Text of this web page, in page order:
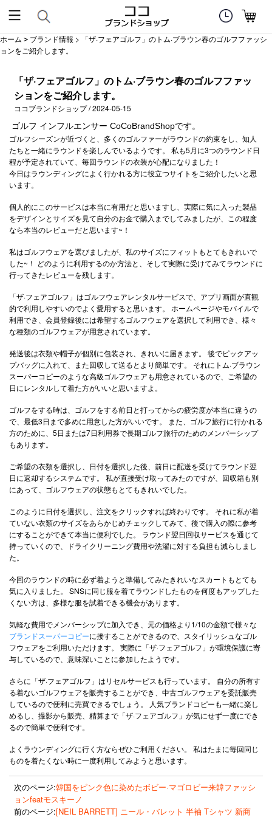
ホーム > ブランド情報 > 「ザ·フェアゴルフ」のトム·ブラウン春のゴルフファッシ
ョンをご紹介します。
「ザ·フェアゴルフ」のトム·ブラウン春のゴルフファッ
ションをご紹介します。
ココブランドショップ / 2024-05-15
ゴルフ インフルエンサー CoCoBrandShopです。
ゴルフシーズンが近づくと、多くのゴルファーがラウンドの約束をし、知人
たちと一緒にラウンドを楽しんでいるようです。 私も5月に3つのラウンド日
程が予定されていて、毎回ラウンドの衣装が心配になりました！
今日はラウンディングによく行かれる方に役立つサイトをご紹介したいと思
います。
個人的にこのサービスは本当に有用だと思いますし、実際に気に入った製品
をデザインとサイズを見て自分のお金で購入までしてみましたが、この程度
なら本当のレビューだと思います~！
私はゴルフウェアを選びましたが、私のサイズにフィットもとてもきれいで
した~！ どのように利用するのか方法と、そして実際に受けてみてラウンドに
行ってきたレビューを残します。
「ザ·フェアゴルフ」はゴルフウェアレンタルサービスで、アプリ画面が直観
的で利用しやすいのでよく愛用すると思います。 ホームページやモバイルで
利用でき、会員登録後には希望するゴルフウェアを選択して利用でき、様々
な種類のゴルフウェアが用意されています。
発送後は衣類や帽子が個別に包装され、きれいに届きます。 後でピックアッ
プバッグに入れて、また回収して送るとより簡単です。 それにトム·ブラウン
スーパーコピーのような高級ゴルフウェアも用意されているので、ご希望の
日にレンタルして着た方がいいと思いますよ。
ゴルフをする時は、ゴルフをする前日と打ってからの疲労度が本当に違うの
で、最低3日まで多めに用意した方がいいです。 また、ゴルフ旅行に行かれる
方のために、5日または7日利用券で長期ゴルフ旅行のためのメンバーシップ
もあります。
ご希望の衣類を選択し、日付を選択した後、前日に配送を受けてラウンド翌
日に返却するシステムです。 私が直接受け取ってみたのですが、回収箱も別
にあって、ゴルフウェアの状態もとてもきれいでした。
このように日付を選択し、注文をクリックすれば終わりです。 それに私が着
ていない衣類のサイズをあらかじめチェックしてみて、後で購入の際に参考
にすることができて本当に便利でした。 ラウンド翌日回収サービスを通じて
持っていくので、ドライクリーニング費用や洗濯に対する負担も減らしまし
た。
今回のラウンドの時に必ず着ようと準備してみたきれいなスカートもとても
気に入りました。 SNSに同じ服を着てラウンドしたものを何度もアップした
くない方は、多様な服を試着できる機会があります。
気軽な費用でメンバーシップに加入でき、元の価格より1/10の金額で様々な
ブランドスーパーコピーに接することができるので、スタイリッシュなゴル
フウェアをご利用いただけます。 実際に「ザ·フェアゴルフ」が環境保護に寄
与しているので、意味深いことに参加したようです。
さらに「ザ·フェアゴルフ」はリセルサービスも行っています。 自分の所有す
る着ないゴルフウェアを販売することができ、中古ゴルフウェアを委託販売
しているので便利に売買できるでしょう。 人気ブランドコピーも一緒に楽し
めるし、撮影から販売、精算まで「ザ·フェアゴルフ」が気にせず一度にでき
るので簡単で便利です。
よくラウンディングに行く方ならぜひご利用ください。 私はたまに毎回同じ
ものを着たくない時に一度利用してみようと思います。
次のページ:韓国をピンク色に染めたボビー·マゴロビー来韓ファッシ
ョンfeatモスキーノ
前のページ:[NEIL BARRETT] ニール・バレット 半袖 Tシャツ 新商